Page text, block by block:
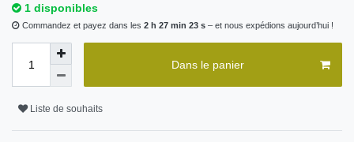
1 disponibles
Commandez et payez dans les 2 h 27 min 23 s – et nous expédions aujourd’hui !
Dans le panier
Liste de souhaits